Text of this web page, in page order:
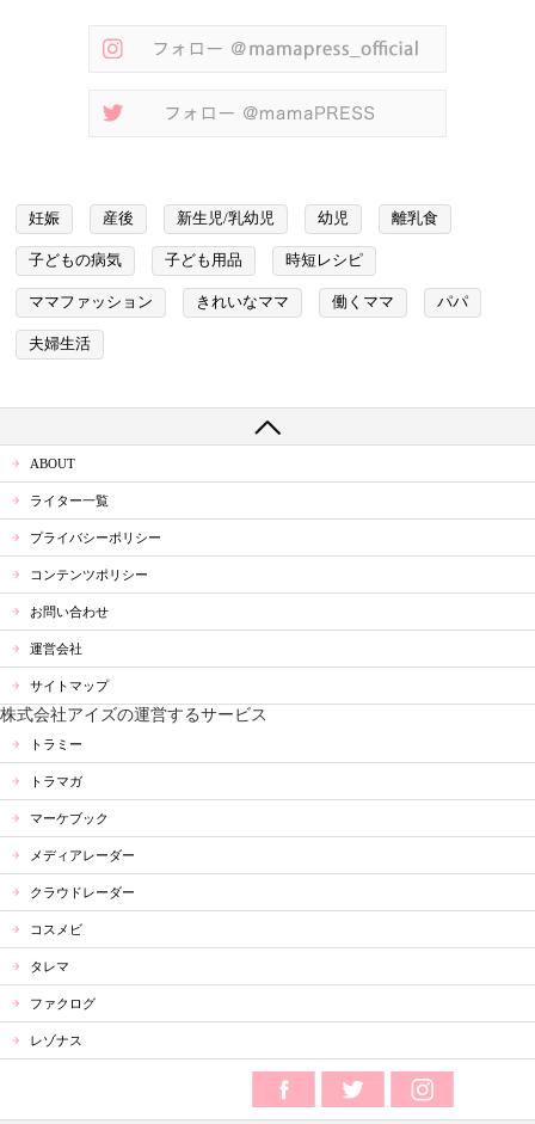
妊娠 産後 新生児/乳幼児 幼児 離乳食
子どもの病気 子ども用品 時短レシピ
ママファッション きれいなママ 働くママ パパ
夫婦生活
ABOUT
ライター一覧
プライバシーポリシー
コンテンツポリシー
お問い合わせ
運営会社
サイトマップ
株式会社アイズの運営するサービス
トラミー
トラマガ
マーケブック
メディアレーダー
クラウドレーダー
コスメビ
タレマ
ファクログ
レゾナス